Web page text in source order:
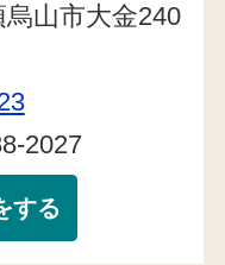
山市大金240
2027
する